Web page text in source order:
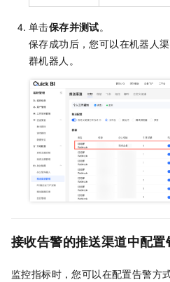
单击保存并测试。
保存成功后，您可以在机器人
群机器人。
接收告警的推送渠道中配置
监控指标时，您可以在配置告警方